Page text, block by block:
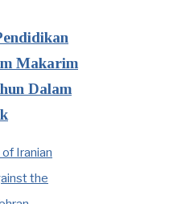
Makarim
Dalam